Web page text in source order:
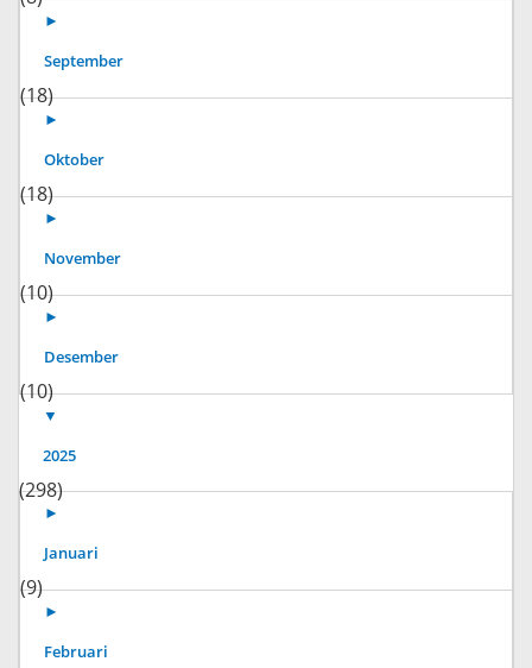
►
September
(18)
►
Oktober
(18)
►
November
(10)
►
Desember
(10)
▼
2025
(298)
►
Januari
(9)
►
Februari